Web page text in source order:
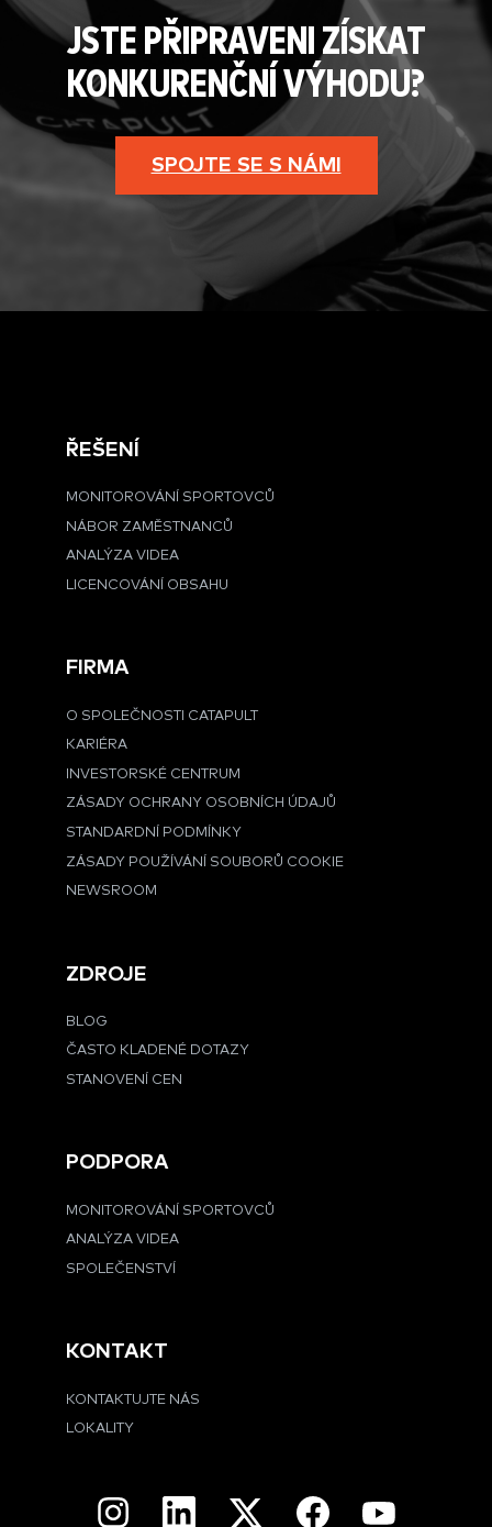
JSTE PŘIPRAVENI ZÍSKAT
KONKURENČNÍ VÝHODU?
SPOJTE SE S NÁMI
ŘEŠENÍ
MONITOROVÁNÍ SPORTOVCŮ
NÁBOR ZAMĚSTNANCŮ
ANALÝZA VIDEA
LICENCOVÁNÍ OBSAHU
FIRMA
O SPOLEČNOSTI CATAPULT
KARIÉRA
INVESTORSKÉ CENTRUM
ZÁSADY OCHRANY OSOBNÍCH ÚDAJŮ
STANDARDNÍ PODMÍNKY
ZÁSADY POUŽÍVÁNÍ SOUBORŮ COOKIE
NEWSROOM
ZDROJE
BLOG
ČASTO KLADENÉ DOTAZY
STANOVENÍ CEN
PODPORA
MONITOROVÁNÍ SPORTOVCŮ
ANALÝZA VIDEA
SPOLEČENSTVÍ
KONTAKT
KONTAKTUJTE NÁS
LOKALITY